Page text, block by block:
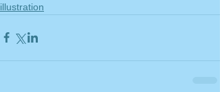
illustration